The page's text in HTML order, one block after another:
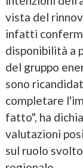
vista del
infatti
disponibilità a
del gruppo
sono
completare
fatto", ha
valutazioni
sul ruolo